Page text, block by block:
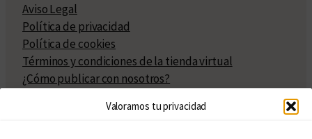
Valoramos tu privacidad
Aviso Legal
Política de privacidad
Política de cookies
Términos y condiciones de la tienda virtual
¿Cómo publicar con nosotros?
Políticas de publicación